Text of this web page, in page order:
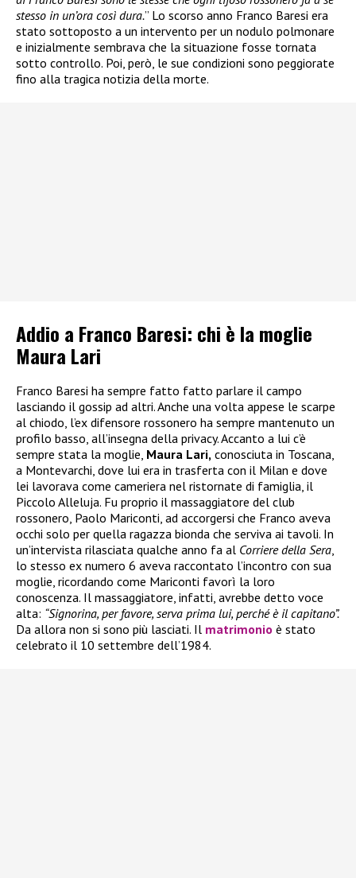
stesso in un’ora così dura.” Lo scorso anno Franco Baresi era
stato sottoposto a un intervento per un nodulo polmonare
e inizialmente sembrava che la situazione fosse tornata
sotto controllo. Poi, però, le sue condizioni sono peggiorate
fino alla tragica notizia della morte.
Addio a Franco Baresi: chi è la moglie
Maura Lari
Franco Baresi ha sempre fatto fatto parlare il campo
lasciando il gossip ad altri. Anche una volta appese le scarpe
al chiodo, l’ex difensore rossonero ha sempre mantenuto un
profilo basso, all’insegna della privacy. Accanto a lui c’è
sempre stata la moglie, Maura Lari, conosciuta in Toscana,
a Montevarchi, dove lui era in trasferta con il Milan e dove
lei lavorava come cameriera nel ristornate di famiglia, il
Piccolo Alleluja. Fu proprio il massaggiatore del club
rossonero, Paolo Mariconti, ad accorgersi che Franco aveva
occhi solo per quella ragazza bionda che serviva ai tavoli. In
un’intervista rilasciata qualche anno fa al Corriere della Sera,
lo stesso ex numero 6 aveva raccontato l’incontro con sua
moglie, ricordando come Mariconti favorì la loro
conoscenza. Il massaggiatore, infatti, avrebbe detto voce
alta: “Signorina, per favore, serva prima lui, perché è il capitano”.
Da allora non si sono più lasciati. Il matrimonio è stato
celebrato il 10 settembre dell’1984.